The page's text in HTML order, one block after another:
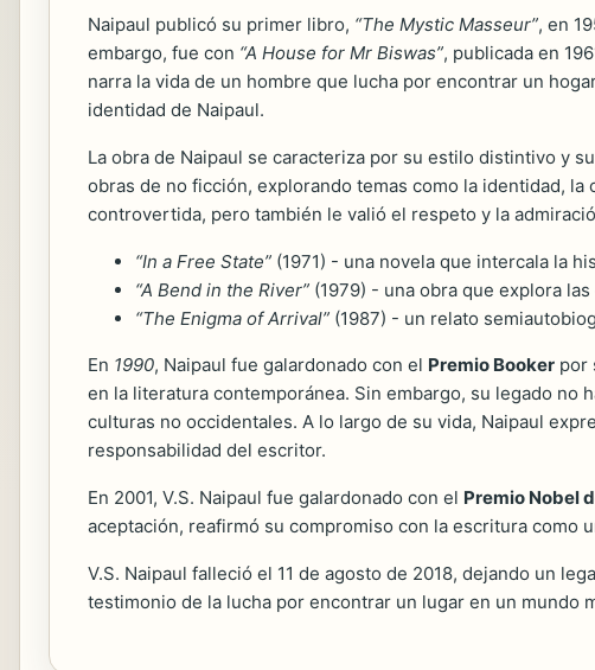
Naipaul publicó su primer libro, “The Mystic Masseur”, en
embargo, fue con “A House for Mr Biswas”, publicada en
narra la vida de un hombre que lucha por encontrar un
identidad de Naipaul.
La obra de Naipaul se caracteriza por su estilo distintivo y
obras de no ficción, explorando temas como la identidad,
controvertida, pero también le valió el respeto y la
“In a Free State” (1971) - una novela que intercala la
“A Bend in the River” (1979) - una obra que explora
“The Enigma of Arrival” (1987) - un relato
En 1990, Naipaul fue galardonado con el Premio Booker por
en la literatura contemporánea. Sin embargo, su legado no
culturas no occidentales. A lo largo de su vida, Naipaul
responsabilidad del escritor.
En 2001, V.S. Naipaul fue galardonado con el Premio Nobel
aceptación, reafirmó su compromiso con la escritura como
V.S. Naipaul falleció el 11 de agosto de 2018, dejando un
testimonio de la lucha por encontrar un lugar en un mundo